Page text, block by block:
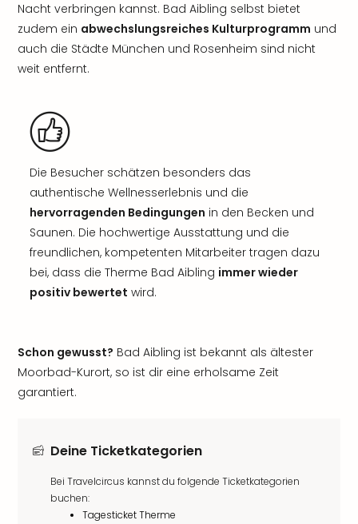
Nacht verbringen kannst. Bad Aibling selbst bietet
zudem ein abwechslungsreiches Kulturprogramm und
auch die Städte München und Rosenheim sind nicht
weit entfernt.
Die Besucher schätzen besonders das
authentische Wellnesserlebnis und die
hervorragenden Bedingungen in den Becken und
Saunen. Die hochwertige Ausstattung und die
freundlichen, kompetenten Mitarbeiter tragen dazu
bei, dass die Therme Bad Aibling immer wieder
positiv bewertet wird.
Schon gewusst? Bad Aibling ist bekannt als ältester
Moorbad-Kurort, so ist dir eine erholsame Zeit
garantiert.
Deine Ticketkategorien
Bei Travelcircus kannst du folgende Ticketkategorien
buchen:
Tagesticket Therme